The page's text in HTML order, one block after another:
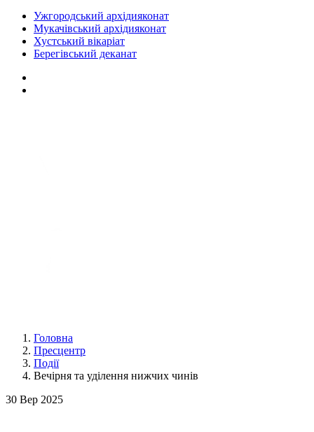
Ужгородський архідияконат
Мукачівський архідияконат
Хустський вікаріат
Берегівський деканат
Головна
Пресцентр
Події
Вечірня та уділення нижчих чинів
30 Вер 2025